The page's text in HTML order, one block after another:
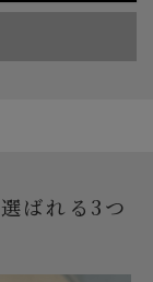
ばれる3つ